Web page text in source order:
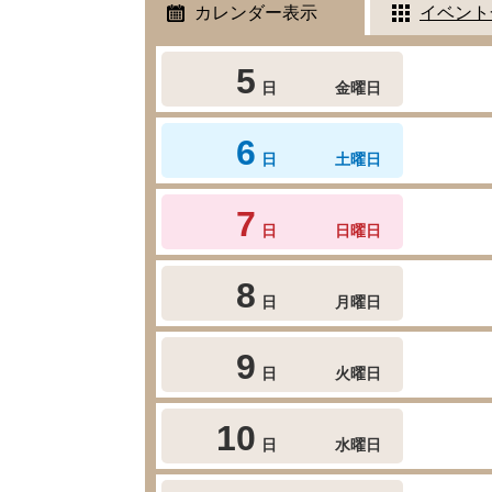
カレンダー表示 イベン
5 日 金曜日
6 日 土曜日
7 日 日曜日
8 日 月曜日
9 日 火曜日
10 日 水曜日